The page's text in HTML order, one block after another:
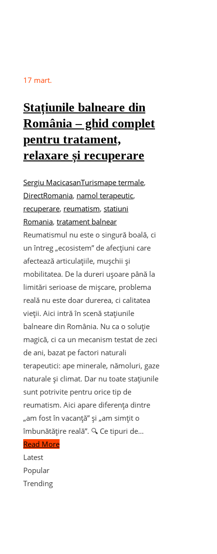
17 mart.
Stațiunile balneare din
România – ghid complet
pentru tratament,
relaxare și recuperare
Sergiu MacicasanTurismape termale,
DirectRomania, namol terapeutic,
recuperare, reumatism, statiuni
Romania, tratament balnear
Reumatismul nu este o singură boală, ci
un întreg „ecosistem” de afecțiuni care
afectează articulațiile, mușchii și
mobilitatea. De la dureri ușoare până la
limitări serioase de mișcare, problema
reală nu este doar durerea, ci calitatea
vieții. Aici intră în scenă stațiunile
balneare din România. Nu ca o soluție
magică, ci ca un mecanism testat de zeci
de ani, bazat pe factori naturali
terapeutici: ape minerale, nămoluri, gaze
naturale și climat. Dar nu toate stațiunile
sunt potrivite pentru orice tip de
reumatism. Aici apare diferența dintre
„am fost în vacanță” și „am simțit o
îmbunătățire reală”. 🔍 Ce tipuri de…
Read More
Latest
Popular
Trending